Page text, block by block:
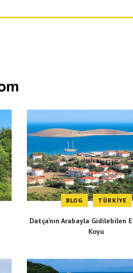
BLOG TÜRKIYE
Datça’nın Arabayla Gidilebilen
Koyu